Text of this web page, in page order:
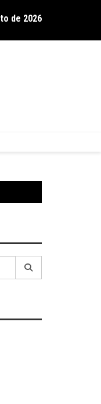
com show no Gravador
de 2026